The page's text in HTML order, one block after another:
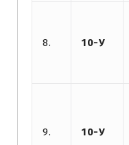
8. 10-У
9. 10-У